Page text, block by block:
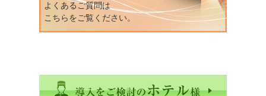
よくあるご質問は
こちらをご覧ください。